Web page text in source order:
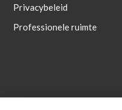
Privacybeleid
Professionele ruimte
ONZE